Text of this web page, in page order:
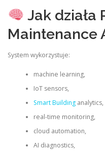
Jak działa
Maintenance
System wykorzystuje:
machine learning,
IoT sensors,
Smart Buildinganalytics,
real-time monitoring,
cloud automation,
AI diagnostics,